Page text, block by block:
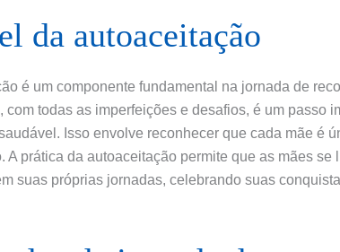
da autoaceitação
é um componente fundamental na jornada de
com todas as imperfeições e desafios, é um passo
Isso envolve reconhecer que cada mãe é
A prática da autoaceitação permite que as mães se
suas próprias jornadas, celebrando suas